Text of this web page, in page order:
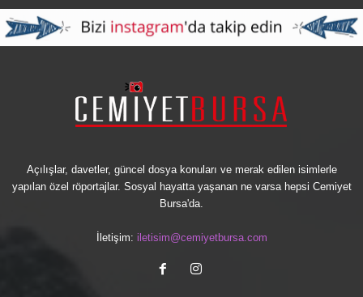
Açılışlar, davetler, güncel dosya konuları ve merak edilen isimlerle
yapılan özel röportajlar. Sosyal hayatta yaşanan ne varsa hepsi Cemiyet
Bursa'da.
İletişim: iletisim@cemiyetbursa.com